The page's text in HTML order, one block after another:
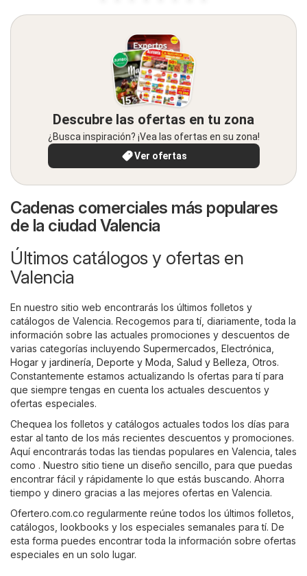
Descubre las ofertas en tu zona
¿Busca inspiración? ¡Vea las ofertas en su zona!
Ver ofertas
Cadenas comerciales más populares
de la ciudad Valencia
Últimos catálogos y ofertas en
Valencia
En nuestro sitio web encontrarás los últimos folletos y
catálogos de Valencia. Recogemos para tí, diariamente, toda la
información sobre las actuales promociones y descuentos de
varias categorías incluyendo Supermercados Electrónica
Hogar y jardinería Deporte y Moda Salud y Belleza Otros.
Constantemente estamos actualizando ls ofertas para tí para
que siempre tengas en cuenta los actuales descuentos y
ofertas especiales.
Chequea los folletos y catálogos actuales todos los días para
estar al tanto de los más recientes descuentos y promociones.
Aquí encontrarás todas las tiendas populares en Valencia, tales
como . Nuestro sitio tiene un diseño sencillo, para que puedas
encontrar fácil y rápidamente lo que estás buscando. Ahorra
tiempo y dinero gracias a las mejores ofertas en Valencia.
Ofertero.com.co regularmente reúne todos los últimos folletos,
catálogos, lookbooks y los especiales semanales para tí. De
esta forma puedes encontrar toda la información sobre ofertas
especiales en un solo lugar.